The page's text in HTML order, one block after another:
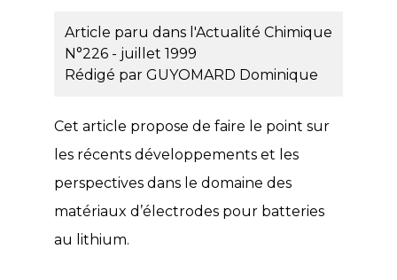
Article paru dans l'Actualité Chimique
N°226 - juillet 1999
Rédigé par GUYOMARD Dominique
Cet article propose de faire le point sur
les récents développements et les
perspectives dans le domaine des
matériaux d’électrodes pour batteries
au lithium.